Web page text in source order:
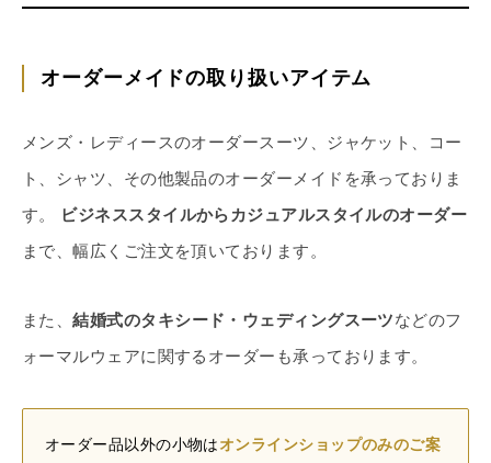
オーダーメイドの取り扱いアイテム
メンズ・レディースのオーダースーツ、ジャケット、コー
ト、シャツ、その他製品のオーダーメイドを承っておりま
す。 ビジネススタイルからカジュアルスタイルのオーダー
まで、幅広くご注文を頂いております。
また、結婚式のタキシード・ウェディングスーツなどのフ
ォーマルウェアに関するオーダーも承っております。
オーダー品以外の小物はオンラインショップのみのご案